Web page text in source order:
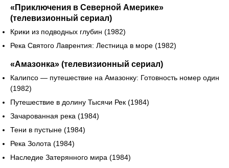
«Приключения в Северной Америке»
(телевизионный сериал)
Крики из подводных глубин (1982)
Река Святого Лаврентия: Лестница в море (1982)
«Амазонка» (телевизионный сериал)
Калипсо — путешествие на Амазонку: Готовность номер один
(1982)
Путешествие в долину Тысячи Рек (1984)
Зачарованная река (1984)
Тени в пустыне (1984)
Река Золота (1984)
Наследие Затерянного мира (1984)